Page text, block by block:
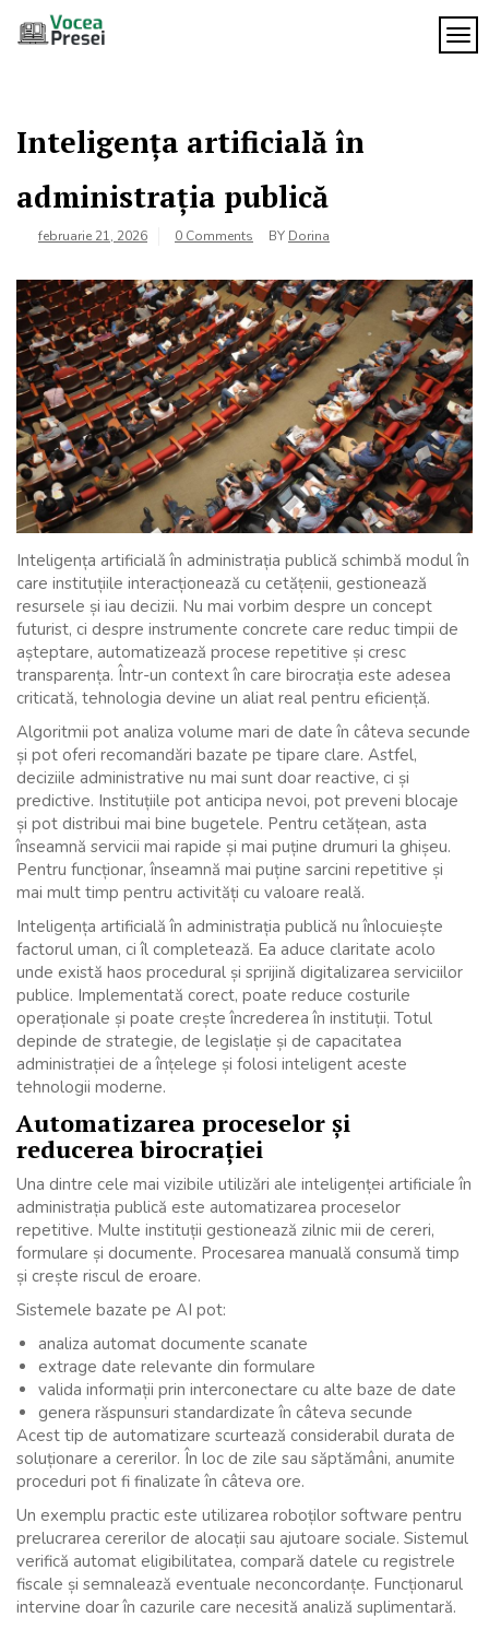
Inteligența artificială în
administrația publică
februarie 21, 2026 0 Comments BY Dorina
Inteligența artificială în administrația publică schimbă modul în
care instituțiile interacționează cu cetățenii, gestionează
resursele și iau decizii. Nu mai vorbim despre un concept
futurist, ci despre instrumente concrete care reduc timpii de
așteptare, automatizează procese repetitive și cresc
transparența. Într-un context în care birocrația este adesea
criticată, tehnologia devine un aliat real pentru eficiență.
Algoritmii pot analiza volume mari de date în câteva secunde
și pot oferi recomandări bazate pe tipare clare. Astfel,
deciziile administrative nu mai sunt doar reactive, ci și
predictive. Instituțiile pot anticipa nevoi, pot preveni blocaje
și pot distribui mai bine bugetele. Pentru cetățean, asta
înseamnă servicii mai rapide și mai puține drumuri la ghișeu.
Pentru funcționar, înseamnă mai puține sarcini repetitive și
mai mult timp pentru activități cu valoare reală.
Inteligența artificială în administrația publică nu înlocuiește
factorul uman, ci îl completează. Ea aduce claritate acolo
unde există haos procedural și sprijină digitalizarea serviciilor
publice. Implementată corect, poate reduce costurile
operaționale și poate crește încrederea în instituții. Totul
depinde de strategie, de legislație și de capacitatea
administrației de a înțelege și folosi inteligent aceste
tehnologii moderne.
Automatizarea proceselor și
reducerea birocrației
Una dintre cele mai vizibile utilizări ale inteligenței artificiale în
administrația publică este automatizarea proceselor
repetitive. Multe instituții gestionează zilnic mii de cereri,
formulare și documente. Procesarea manuală consumă timp
și crește riscul de eroare.
Sistemele bazate pe AI pot:
analiza automat documente scanate
extrage date relevante din formulare
valida informații prin interconectare cu alte baze de date
genera răspunsuri standardizate în câteva secunde
Acest tip de automatizare scurtează considerabil durata de
soluționare a cererilor. În loc de zile sau săptămâni, anumite
proceduri pot fi finalizate în câteva ore.
Un exemplu practic este utilizarea roboților software pentru
prelucrarea cererilor de alocații sau ajutoare sociale. Sistemul
verifică automat eligibilitatea, compară datele cu registrele
fiscale și semnalează eventuale neconcordanțe. Funcționarul
intervine doar în cazurile care necesită analiză suplimentară.